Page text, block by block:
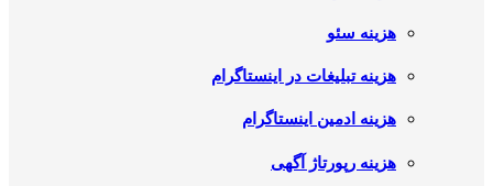
هزینه سئو
هزینه تبلیغات در اینستاگرام
هزینه ادمین اینستاگرام
هزینه رپورتاژ آگهی